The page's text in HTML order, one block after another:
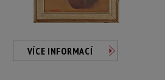
VÍCE INFORMACÍ